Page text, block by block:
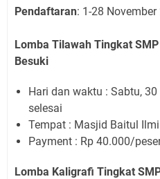
Pendaftaran: 1-28 November
Lomba Tilawah Tingkat
Besuki
Hari dan waktu : Sabtu,
selesai
Tempat : Masjid Baitul
Payment : Rp 40.000/
Lomba Kaligrafi Tingkat